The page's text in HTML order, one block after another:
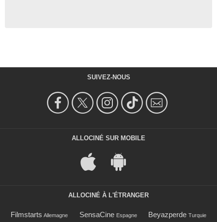
SUIVEZ-NOUS
ALLOCINÉ SUR MOBILE
ALLOCINÉ À L'ÉTRANGER
Filmstarts Allemagne SensaCine Espagne Beyazperde Turquie